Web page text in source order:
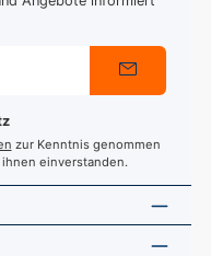
zur Kenntnis genommen
einverstanden.